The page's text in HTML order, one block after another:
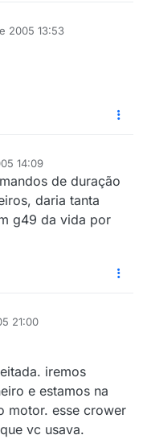
2005 13:53
14:09
de duração
daria tanta
g49 da vida por
21:00
iremos
e estamos na
motor. esse crower
vc usava.